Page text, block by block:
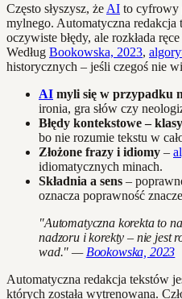
Często słyszysz, że AI to cyfrowy
mylnego. Automatyczna redakcja
oczywiste błędy, ale rozkłada
Według Bookowska, 2023,
historycznych – jeśli czegoś nie
AI myli się w przypadku
ironia, gra słów czy
Błędy kontekstowe –
bo nie rozumie tekstu w
Złożone frazy i idiomy –
idiomatycznych minach.
Składnia a sens –
oznacza poprawność
"Automatyczna korekta to
nadzoru i korekty – nie jest
wad." — Bookowska, 2023
Automatyczna redakcja tekstów
których została wytrenowana.